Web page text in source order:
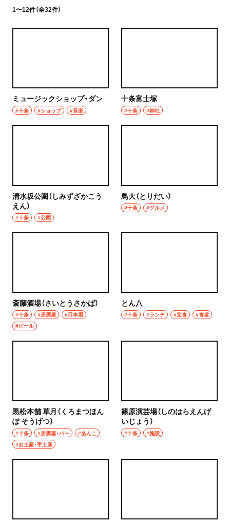
1〜12件（全32件）
ミュージックショップ・ダン
#十条 #ショップ #音楽
十条富士塚
#十条 #神社
清水坂公園（しみずざかこう
えん）
#十条 #公園
鳥大（とりだい）
#十条 #グルメ
斎藤酒場（さいとうさかば）
#十条 #居酒屋
#日本酒
#ビール
とん八
#十条 #ランチ #定食 #食堂
黒松本舗 草月（くろまつほん
ぽ そうげつ）
#十条 #居酒屋・バー
#あんこ
#お土産・手土産
篠原演芸場（しのはらえんげ
いじょう）
#十条 #施設